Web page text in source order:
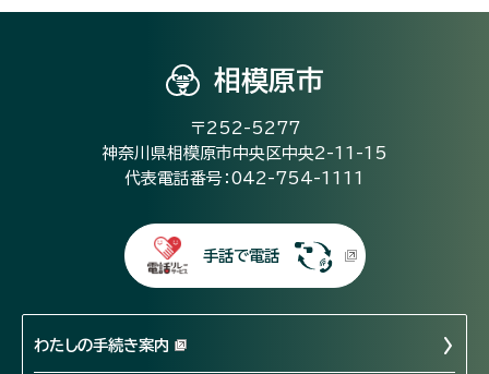
相模原市
〒252-5277
神奈川県相模原市中央区中央2-11-15
代表電話番号：042-754-1111
手話で電話
わたしの手続き案内